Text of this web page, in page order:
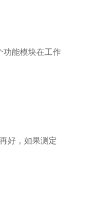
能模块在工作
好，如果测定